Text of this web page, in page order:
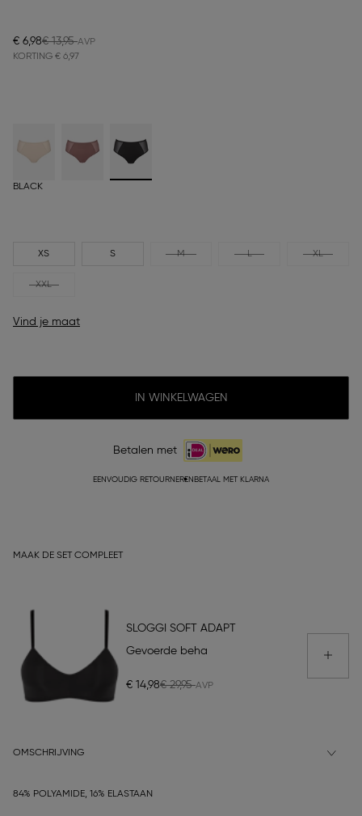
€ 6,98€ 13,95
KORTING € 6,97
BLACK
XS S M L XL
XXL
Vind je maat
IN WINKELWAGEN
Betalen met
EENVOUDIG RETOURNEREN BETAAL MET KLARNA
MAAK DE SET COMPLEET
SLOGGI SOFT ADAPT
Gevoerde beha
€ 14,98€ 29,95
OMSCHRIJVING
84% POLYAMIDE, 16% ELASTAAN